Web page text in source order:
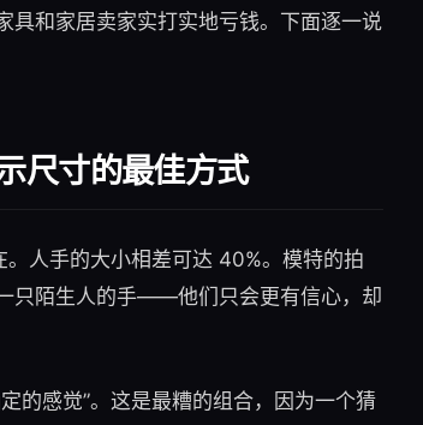
具和家居卖家实打实地亏钱。下面逐一说
尺寸的最佳方式
。人手的大小相差可达 40%。模特的拍
只陌生人的手——他们只会更有信心，却
的感觉”。这是最糟的组合，因为一个猜